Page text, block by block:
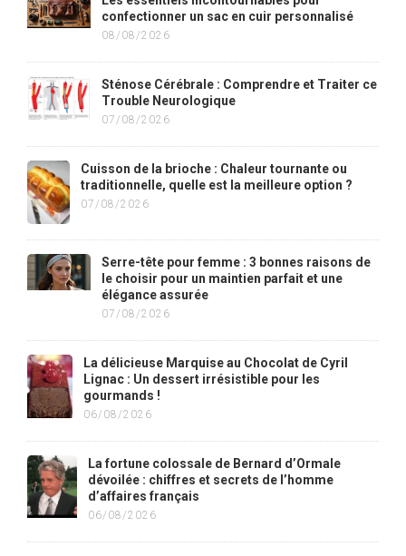
confectionner un sac en cuir personnalisé
08/08/2026
Sténose Cérébrale : Comprendre et Traiter ce
Trouble Neurologique
07/08/2026
Cuisson de la brioche : Chaleur tournante ou
traditionnelle, quelle est la meilleure option ?
07/08/2026
Serre-tête pour femme : 3 bonnes raisons de
le choisir pour un maintien parfait et une
élégance assurée
07/08/2026
La délicieuse Marquise au Chocolat de Cyril
Lignac : Un dessert irrésistible pour les
gourmands !
06/08/2026
La fortune colossale de Bernard d’Ormale
dévoilée : chiffres et secrets de l’homme
d’affaires français
06/08/2026